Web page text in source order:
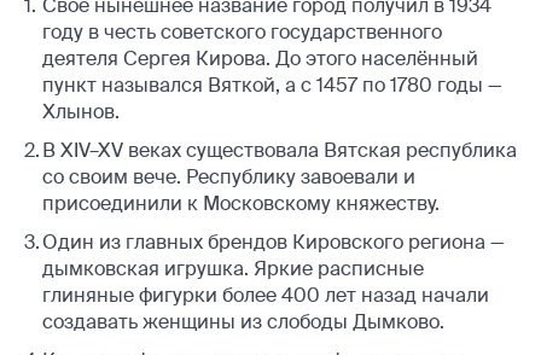
Своё нынешнее название город получил в 1934
году в честь советского государственного
деятеля Сергея Кирова. До этого населённый
пункт назывался Вяткой, а с 1457 по 1780 годы —
Хлынов.
В XIV–XV веках существовала Вятская республика
со своим вече. Республику завоевали и
присоединили к Московскому княжеству.
Один из главных брендов Кировского региона —
дымковская игрушка. Яркие расписные
глиняные фигурки более 400 лет назад начали
создавать женщины из слободы Дымково.